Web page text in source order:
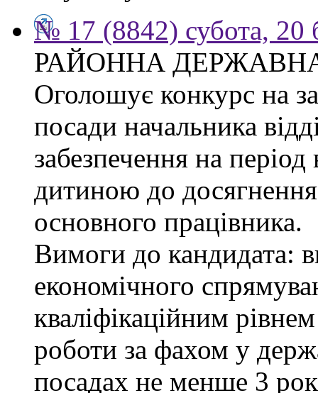
№ 17 (8842) субота, 20
РАЙОННА
Оголошує конкурс на
посади начальника
забезпечення на
дитиною до
основного працівника.
Вимоги до кандидата:
економічного
кваліфікаційним
роботи за фахом у
посадах не менше 3